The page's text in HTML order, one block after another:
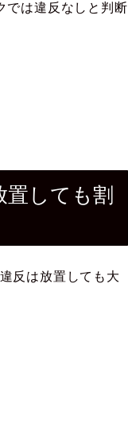
では違反なしと判断
しても割
反は放置しても大